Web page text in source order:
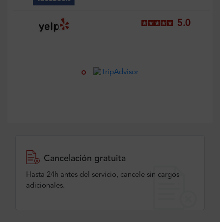
5.0
Cancelación gratuita
Hasta 24h antes del servicio, cancele sin cargos
adicionales.